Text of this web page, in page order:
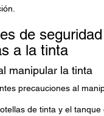
de seguridad
a la tinta
manipular la tinta
precauciones al
de tinta y el tanque